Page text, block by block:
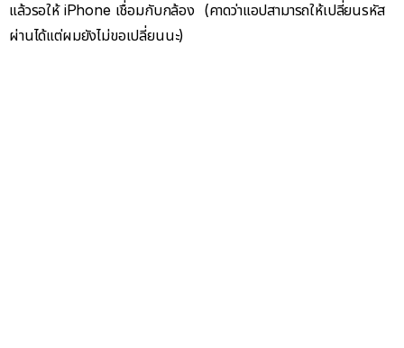
แล้วรอให้ iPhone เชื่อมกับกล้อง (คาดว่าแอปสามารถให้เปลี่ยนรหัส
ผ่านได้แต่ผมยังไม่ขอเปลี่ยนนะ)